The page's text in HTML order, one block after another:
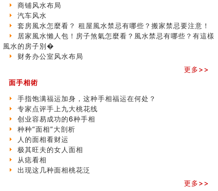
精选1000个五行属火的字
玄空本义(七)
刘燮鈞讲人相 手纹与命运(二)
商铺如何摆放物品催财招财
极其旺夫的女人面相
家居常見風水形煞及化解方法 (二)
居家風水懶人包！房子煞氣怎麼看？風水禁忌有哪些？有
南半球的八字如何推排
玄空本义(六)
额相与命运
风水先生林琅仙的传说
从痣看相
姓名陰陽配置的凶吉
六爻測住宅風水 (四)
玄空本义 (五)
财务办公室风水布局
商铺风水布局
汽车风水
套房風水怎麼看？ 租屋風水禁忌有哪些？搬家禁忌要注意！
居家風水懶人包！房子煞氣怎麼看？風水禁忌有哪些？有這樣
風水的房子別�
财务办公室风水布局
更多>>
面手相術
手指饱满福运加身，这种手相福运在何处？
专家点评手上九大桃花线
创业容易成功的6种手相
种种“面相”大剖析
人的面相看财运
极其旺夫的女人面相
从痣看相
出现这几种面相桃花泛
更多>>